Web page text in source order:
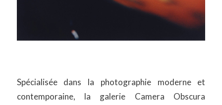
Spécialisée dans la photographie moderne et
contemporaine, la galerie Camera Obscura